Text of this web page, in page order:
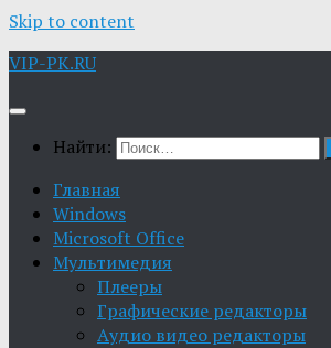
Skip to content
VIP-PK.RU
Найти:
Главная
Windows
Microsoft Office
Мультимедия
Плееры
Графические редакторы
Aудио видео редакторы